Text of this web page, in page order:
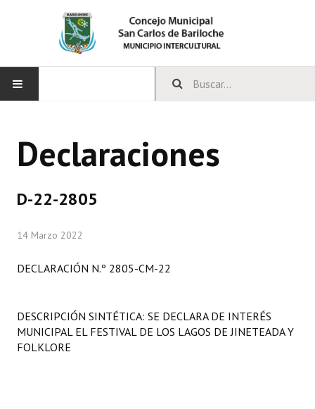
CONCEJO
Comisiones Especiales
Programas
Declaraciones
D-22-2805
14 Marzo 2022
DECLARACIÓN N.º 2805-CM-22
DESCRIPCIÓN SINTÉTICA: SE DECLARA DE INTERÉS
MUNICIPAL EL FESTIVAL DE LOS LAGOS DE JINETEADA Y
FOLKLORE